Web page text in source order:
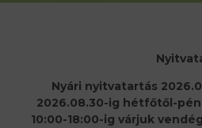
Nyári nyitvatartás
2026.08.30-ig hétfőtől-
10:00-18:00-ig várjuk